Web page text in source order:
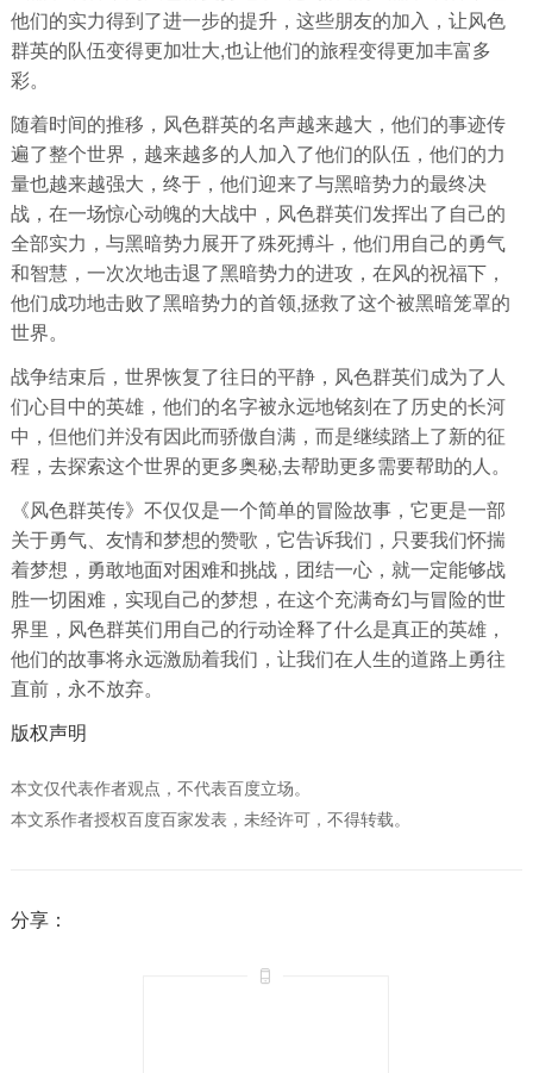
他们的实力得到了进一步的提升，这些朋友的加入，让风色
群英的队伍变得更加壮大,也让他们的旅程变得更加丰富多
彩。
随着时间的推移，风色群英的名声越来越大，他们的事迹传
遍了整个世界，越来越多的人加入了他们的队伍，他们的力
量也越来越强大，终于，他们迎来了与黑暗势力的最终决
战，在一场惊心动魄的大战中，风色群英们发挥出了自己的
全部实力，与黑暗势力展开了殊死搏斗，他们用自己的勇气
和智慧，一次次地击退了黑暗势力的进攻，在风的祝福下，
他们成功地击败了黑暗势力的首领,拯救了这个被黑暗笼罩的
世界。
战争结束后，世界恢复了往日的平静，风色群英们成为了人
们心目中的英雄，他们的名字被永远地铭刻在了历史的长河
中，但他们并没有因此而骄傲自满，而是继续踏上了新的征
程，去探索这个世界的更多奥秘,去帮助更多需要帮助的人。
《风色群英传》不仅仅是一个简单的冒险故事，它更是一部
关于勇气、友情和梦想的赞歌，它告诉我们，只要我们怀揣
着梦想，勇敢地面对困难和挑战，团结一心，就一定能够战
胜一切困难，实现自己的梦想，在这个充满奇幻与冒险的世
界里，风色群英们用自己的行动诠释了什么是真正的英雄，
他们的故事将永远激励着我们，让我们在人生的道路上勇往
直前，永不放弃。
版权声明
本文仅代表作者观点，不代表百度立场。
本文系作者授权百度百家发表，未经许可，不得转载。
分享：